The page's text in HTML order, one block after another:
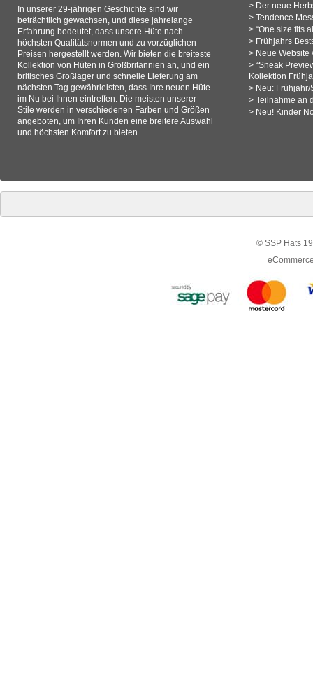
In unserer 29-jährigen Geschichte sind wir
beträchtlich gewachsen, und diese jahrelange
Erfahrung bedeutet, dass unsere Hüte nach
höchsten Qualitätsnormen und zu vorzüglichen
Preisen hergestellt werden. Wir bieten die breiteste
Kollektion von Hüten in Großbritannien an, und ein
britisches Großlager und schnelle Lieferung am
nächsten Tag gewährleisten, dass Ihre neuen Hüte
im Nu bei Ihnen eintreffen. Die meisten unserer
Stile werden in verschiedenen Farben und Größen
angeboten, um Ihren Kunden eine breitere Auswahl
und höchsten Komfort zu bieten.
> Der neue
> Tendence
> “One size fits
> Frühjahrs
> Neue Website
> “Sneak
Kollektion
> Neu:
> Teilnahme an
> Neu! Kinder
© SSP Hats